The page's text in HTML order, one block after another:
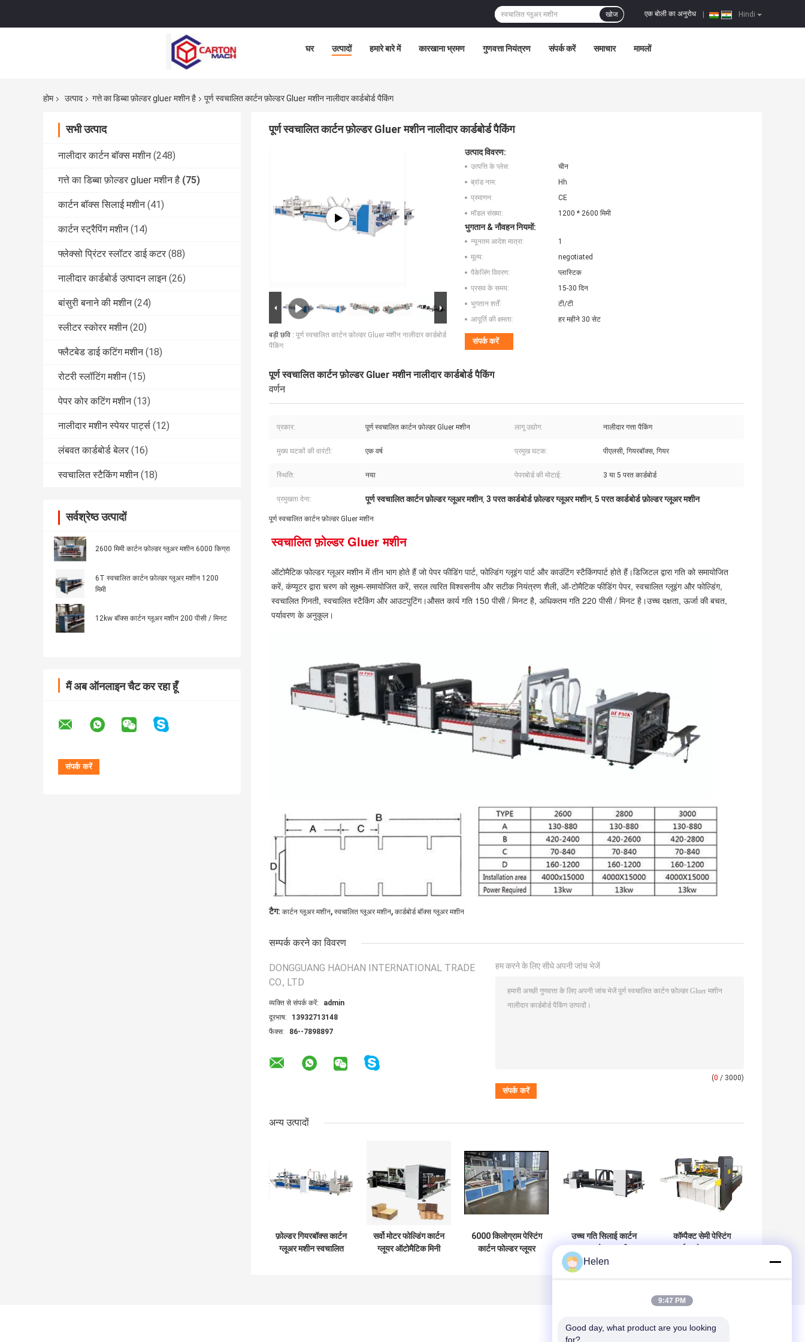
Hindi
एक बोली का अनुरोध
खोज
घर उत्पादों हमारे बारे में कारखाना भ्रमण गुणवत्ता नियंत्रण संपर्क करें समाचार मामलों
होम उत्पाद गत्ते का डिब्बा फ़ोल्डर gluer मशीन है पूर्ण स्वचालित कार्टन फ़ोल्डर Gluer मशीन नालीदार कार्डबोर्ड पैकिंग
सभी उत्पाद
नालीदार कार्टन बॉक्स मशीन (248)
गत्ते का डिब्बा फ़ोल्डर gluer मशीन है (75)
कार्टन बॉक्स सिलाई मशीन (41)
कार्टन स्ट्रैपिंग मशीन (14)
फ्लेक्सो प्रिंटर स्लॉटर डाई कटर (88)
नालीदार कार्डबोर्ड उत्पादन लाइन (26)
बांसुरी बनाने की मशीन (24)
स्लीटर स्कोरर मशीन (20)
फ्लैटबेड डाई कटिंग मशीन (18)
रोटरी स्लॉटिंग मशीन (15)
पेपर कोर कटिंग मशीन (13)
नालीदार मशीन स्पेयर पार्ट्स (12)
लंबवत कार्डबोर्ड बेलर (16)
स्वचालित स्टैकिंग मशीन (18)
सर्वश्रेष्ठ उत्पादों
2600 मिमी कार्टन फ़ोल्डर ग्लूअर मशीन 6000 किग्रा
6T स्वचालित कार्टन फ़ोल्डर ग्लूअर मशीन 1200
मिमी
12kw बॉक्स कार्टन ग्लूअर मशीन 200 पीसी / मिनट
मैं अब ऑनलाइन चैट कर रहा हूँ
पूर्ण स्वचालित कार्टन फ़ोल्डर Gluer मशीन नालीदार कार्डबोर्ड पैकिंग
बड़ी छवि : पूर्ण स्वचालित कार्टन फ़ोल्डर Gluer मशीन नालीदार कार्डबोर्ड
पैकिंग
उत्पाद विवरण:
उत्पत्ति के प्लेस:
चीन
ब्रांड नाम:
Hh
प्रमाणन:
CE
मॉडल संख्या:
1200 * 2600 मिमी
भुगतान & नौवहन नियमों:
न्यूनतम आदेश मात्रा:
1
मूल्य:
negotiated
पैकेजिंग विवरण:
प्लास्टिक
प्रसव के समय:
15-30 दिन
भुगतान शर्तें:
टी/टी
आपूर्ति की क्षमता:
हर महीने 30 सेट
संपर्क करें
पूर्ण स्वचालित कार्टन फ़ोल्डर Gluer मशीन नालीदार कार्डबोर्ड पैकिंग
वर्णन
प्रकार: पूर्ण स्वचालित कार्टन फ़ोल्डर Gluer मशीन लागू उद्योग: नालीदार गत्ता पैकिंग
मुख्य घटकों की वारंटी: एक वर्ष प्रमुख घटक: पीएलसी, गियरबॉक्स, गियर
स्थिति: नया पेपरबोर्ड की मोटाई: 3 या 5 परत कार्डबोर्ड
प्रमुखता देना: पूर्ण स्वचालित कार्टन फ़ोल्डर ग्लूअर मशीन, 3 परत कार्डबोर्ड फ़ोल्डर ग्लूअर मशीन, 5 परत कार्डबोर्ड फ़ोल्डर ग्लूअर मशीन
पूर्ण स्वचालित कार्टन फ़ोल्डर Gluer मशीन
स्वचालित फ़ोल्डर Gluer मशीन
ऑटोमैटिक फोल्डर ग्लूअर मशीन में तीन भाग होते हैं जो पेपर फीडिंग पार्ट, फोल्डिंग ग्लूइंग पार्ट और काउंटिंग स्टैकिंगपार्ट होते हैं।डिजिटल द्वारा गति को समायोजित
करें, कंप्यूटर द्वारा चरण को सूक्ष्म-समायोजित करें, सरल त्वरित विश्वसनीय और सटीक नियंत्रण शैली, ऑ-टोमैटिक फीडिंग पेपर, स्वचालित ग्लूइंग और फोल्डिंग,
स्वचालित गिनती, स्वचालित स्टैकिंग और आउटपुटिंग।औसत कार्य गति 150 पीसी / मिनट है, अधिकतम गति 220 पीसी / मिनट है।उच्च दक्षता, ऊर्जा की बचत,
पर्यावरण के अनुकूल।
टैग: कार्टन ग्लूअर मशीन, स्वचालित ग्लूअर मशीन, कार्डबोर्ड बॉक्स ग्लूअर मशीन
सम्पर्क करने का विवरण
DONGGUANG HAOHAN INTERNATIONAL TRADE
CO., LTD
व्यक्ति से संपर्क करें:
admin
दूरभाष:
13932713148
फैक्स:
86--7898897
हम करने के लिए सीधे अपनी जांच भेजें
(0 / 3000)
अन्य उत्पादों
फ़ोल्डर गियरबॉक्स कार्टन
ग्लूअर मशीन स्वचालित
सर्वो मोटर फोल्डिंग कार्टन
ग्लूयर ऑटोमैटिक मिनी
6000 किलोग्राम पेस्टिंग
कार्टन फोल्डर ग्लूयर
उच्च गति सिलाई कार्टन
स्टेनलेस स्टील
कॉम्पैक्ट सेमी पेस्टिंग
Helen
9:47 PM
Good day, what product are you looking
for?